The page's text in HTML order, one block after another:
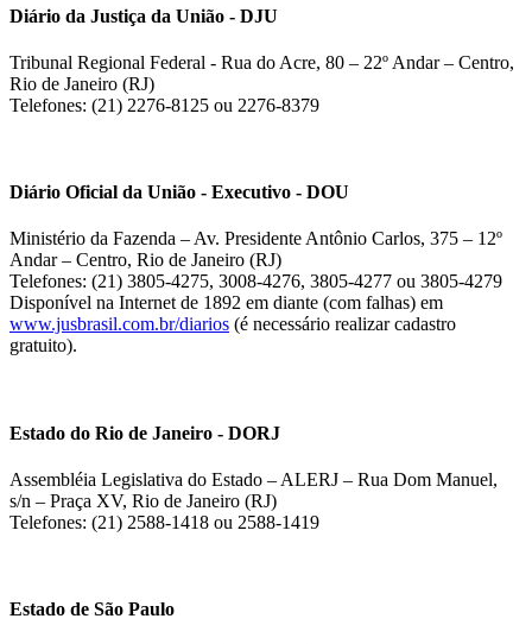
Diário da Justiça da União - DJU
Tribunal Regional Federal - Rua do Acre, 80 – 22º Andar – Centro,
Rio de Janeiro (RJ)
Telefones: (21) 2276-8125 ou 2276-8379
Diário Oficial da União - Executivo - DOU
Ministério da Fazenda – Av. Presidente Antônio Carlos, 375 – 12º
Andar – Centro, Rio de Janeiro (RJ)
Telefones: (21) 3805-4275, 3008-4276, 3805-4277 ou 3805-4279
Disponível na Internet de 1892 em diante (com falhas) em
www.jusbrasil.com.br/diarios (é necessário realizar cadastro
gratuito).
Estado do Rio de Janeiro - DORJ
Assembléia Legislativa do Estado – ALERJ – Rua Dom Manuel,
s/n – Praça XV, Rio de Janeiro (RJ)
Telefones: (21) 2588-1418 ou 2588-1419
Estado de São Paulo